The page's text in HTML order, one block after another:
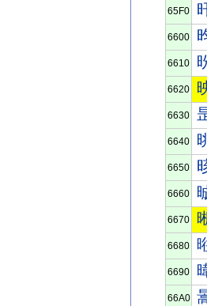
65F0
6600
6610
6620
6630
6640
6650
6660
6670
6680
6690
66A0